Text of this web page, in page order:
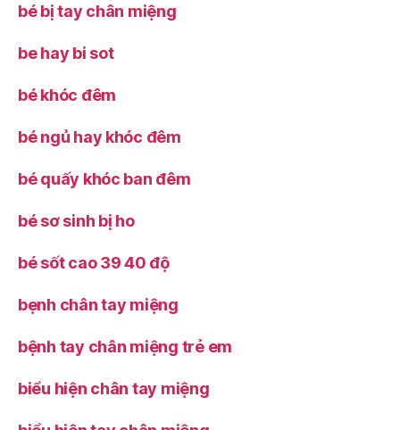
bé bị tay chân miệng
be hay bi sot
bé khóc đêm
bé ngủ hay khóc đêm
bé quấy khóc ban đêm
bé sơ sinh bị ho
bé sốt cao 39 40 độ
bẹnh chân tay miệng
bệnh tay chân miệng trẻ em
biểu hiện chân tay miệng